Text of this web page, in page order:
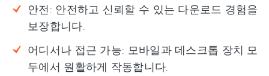
안전: 안전하고 신뢰할 수 있는 다운로드 경험을
보장합니다.
어디서나 접근 가능: 모바일과 데스크톱 장치 모
두에서 원활하게 작동합니다.